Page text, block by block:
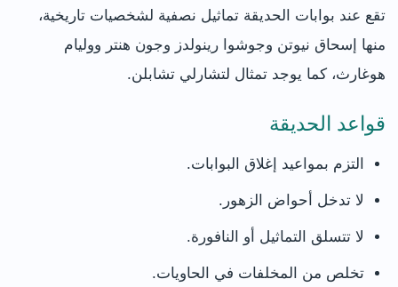
تقع عند بوابات الحديقة تماثيل نصفية لشخصيات تاريخية،
منها إسحاق نيوتن وجوشوا رينولدز وجون هنتر ووليام
هوغارث، كما يوجد تمثال لتشارلي تشابلن.
قواعد الحديقة
التزم بمواعيد إغلاق البوابات.
لا تدخل أحواض الزهور.
لا تتسلق التماثيل أو النافورة.
تخلص من المخلفات في الحاويات.